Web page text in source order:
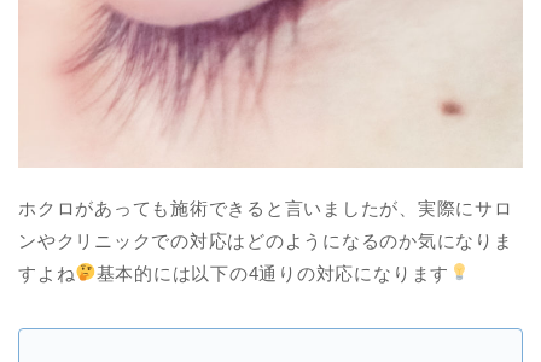
ホクロがあっても施術できると言いましたが、実際にサロ
ンやクリニックでの対応はどのようになるのか気になりま
すよね
基本的には以下の4通りの対応になります